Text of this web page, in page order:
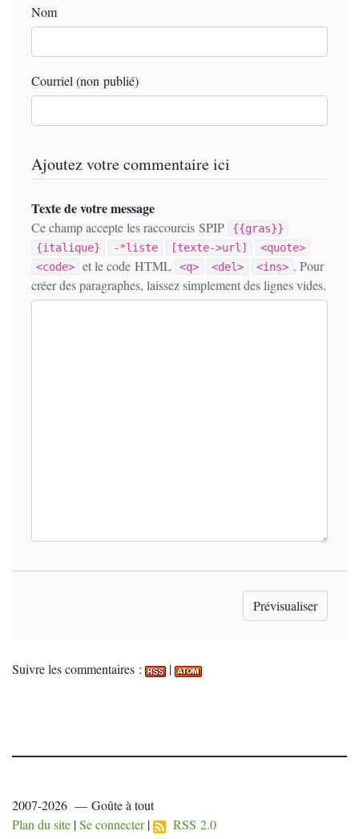
Nom
Courriel (non publié)
Ajoutez votre commentaire ici
Texte de votre message
Ce champ accepte les raccourcis SPIP
{{gras}}
{italique}
-*liste [texte->url]
<quote>
<code>
et le code HTML <q> <del> <ins> . Pour
créer des paragraphes, laissez simplement des lignes vides.
Suivre les commentaires : |
2007-2026 — Goûte à tout
Plan du site |Se connecter| RSS 2.0